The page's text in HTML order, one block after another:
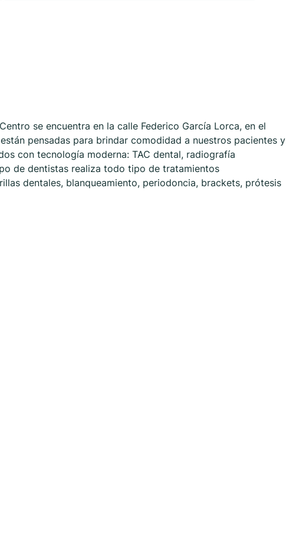
se encuentra en la calle Federico García Lorca, en el
pensadas para brindar comodidad a nuestros pacientes y
con tecnología moderna: TAC dental, radiografía
de dentistas realiza todo tipo de tratamientos
dentales, blanqueamiento, periodoncia, brackets, prótesis